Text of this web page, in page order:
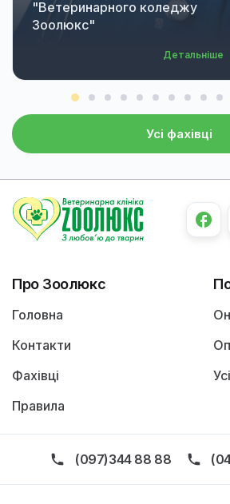
"Ветеринарного коледжу
Зоолюкс"
Детальніше
Усі фахівці
Про Зоолюкс
Головна
Контакти
Фахівці
Правила
(097)344 88 88